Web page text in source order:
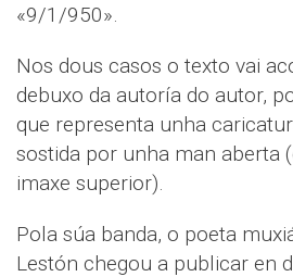
«9/1/950».
Nos dous casos o texto vai
debuxo da autoría do autor,
que representa unha
sostida por unha man aberta
imaxe superior).
Pola súa banda, o poeta
Lestón chegou a publicar en